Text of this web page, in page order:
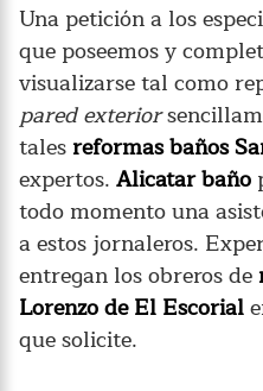
Una petición a los
que poseemos y
visualizarse tal como
pared exterior
talesreformas baños
expertos. Alicatar baño
todo momento una
a estos jornaleros.
entregan los obreros de
Lorenzo de El Escorial
que solicite.